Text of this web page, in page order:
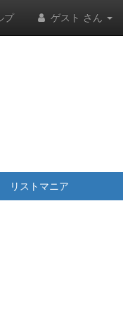
プ ゲスト さん
リストマニア